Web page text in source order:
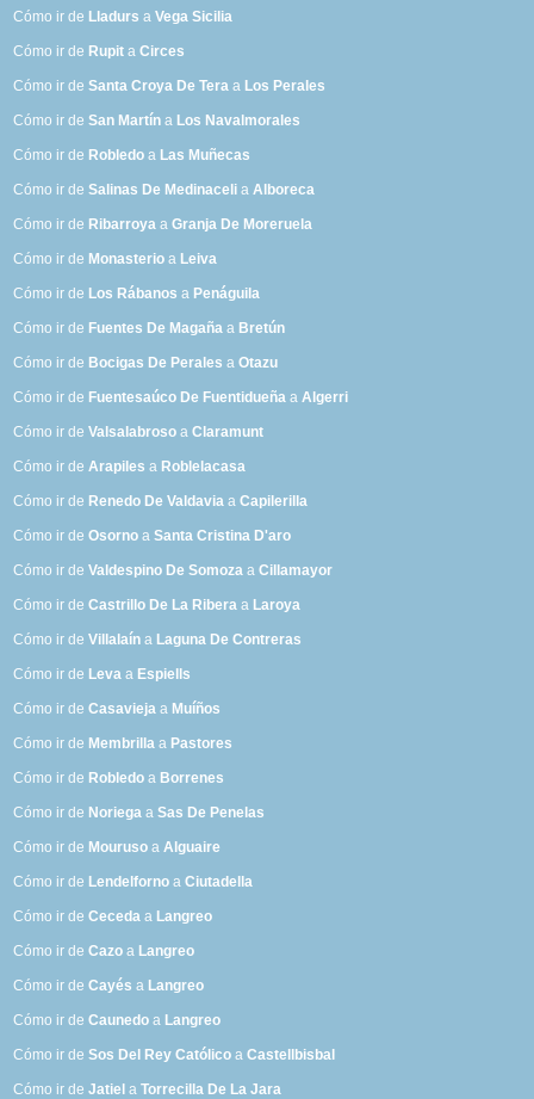
Cómo ir de Lladurs aVega Sicilia
Cómo ir de Rupit aCirces
Cómo ir deSanta Croya De Tera a Los Perales
Cómo ir deSan Martín a Los Navalmorales
Cómo ir de Robledo a Las Muñecas
Cómo ir deSalinas De Medinaceli aAlboreca
Cómo ir de Ribarroya aGranja De Moreruela
Cómo ir de Monasterio a Leiva
Cómo ir de Los Rábanos a Penáguila
Cómo ir de Fuentes De Magaña a Bretún
Cómo ir de Bocigas De Perales aOtazu
Cómo ir de Fuentesaúco De Fuentidueña aAlgerri
Cómo ir deValsalabroso aClaramunt
Cómo ir deArapiles a Roblelacasa
Cómo ir de Renedo De Valdavia aCapilerilla
Cómo ir deOsorno aSanta Cristina D'aro
Cómo ir deValdespino De Somoza aCillamayor
Cómo ir deCastrillo De La Ribera a Laroya
Cómo ir deVillalaín a Laguna De Contreras
Cómo ir de Leva a Espiells
Cómo ir deCasavieja a Muíños
Cómo ir de Membrilla a Pastores
Cómo ir de Robledo a Borrenes
Cómo ir de Noriega aSas De Penelas
Cómo ir de Mouruso aAlguaire
Cómo ir de Lendelforno aCiutadella
Cómo ir deCeceda a Langreo
Cómo ir deCazo a Langreo
Cómo ir deCayés a Langreo
Cómo ir deCaunedo a Langreo
Cómo ir deSos Del Rey Católico aCastellbisbal
Cómo ir deJatiel aTorrecilla De La Jara